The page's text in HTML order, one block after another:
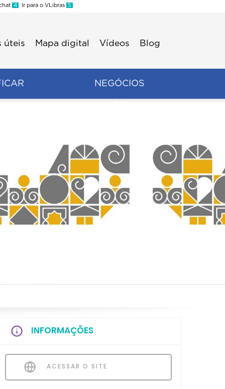
4 Ir para o VLibras 5
úteis Mapa digital Vídeos Blog
NEGÓCIOS
INFORMAÇÕES
ACESSAR O SITE